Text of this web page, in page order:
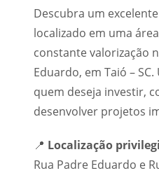
Descubra um
localizado em uma
constante valorização
Eduardo, em Taió –
quem deseja investir,
desenvolver projetos
📍 Localização
Rua Padre Eduardo e